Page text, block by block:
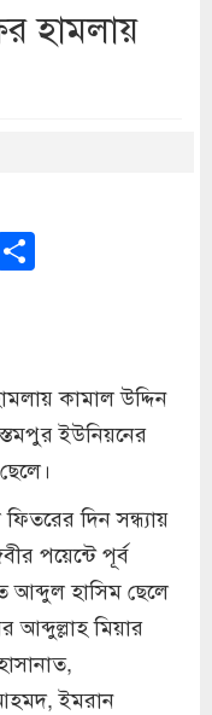
হামলায়
কামাল উদ্দিন
ইউনিয়নের
দিন সন্ধ্যায়
পয়েন্টে পূর্ব
আব্দুল হাসিম ছেলে
আব্দুল্লাহ মিয়ার
আহমদ, ইমরান